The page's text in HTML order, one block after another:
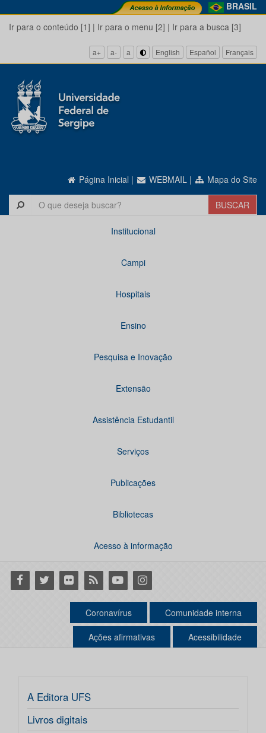
BRASIL
Ir para o conteúdo [1] | Ir para o menu [2] | Ir para a busca [3]
a+ a- a English Español Français
Página Inicial | WEBMAIL | Mapa do Site
Institucional
Campi
Hospitais
Ensino
Pesquisa e Inovação
Extensão
Assistência Estudantil
Serviços
Publicações
Bibliotecas
Acesso à informação
Facebook
Twitter Flickr RSS YoutubeInstagram
Coronavírus Comunidade interna
Ações afirmativas Acessibilidade
A Editora UFS
Livros digitais